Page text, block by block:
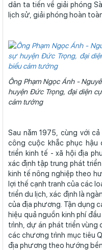
dân ta tiến về giải phóng
lịch sử, giải phóng hoàn
Ông Phạm Ngọc Ánh -
huyện Đức Trọng, đại diện
cảm tưởng
Sau năm 1975, cùng với
công cuộc khắc phục hậu
triển kinh tế - xã hội địa
xác định tập trung phát
kinh tế nông nghiệp theo
lợi thế cạnh tranh của các
triển du lịch, xác định là
của địa phương. Tận dụng
hiệu quả nguồn kinh phí
trình, dự án phát triển vùng
các chương trình mục tiêu
địa phương theo hướng